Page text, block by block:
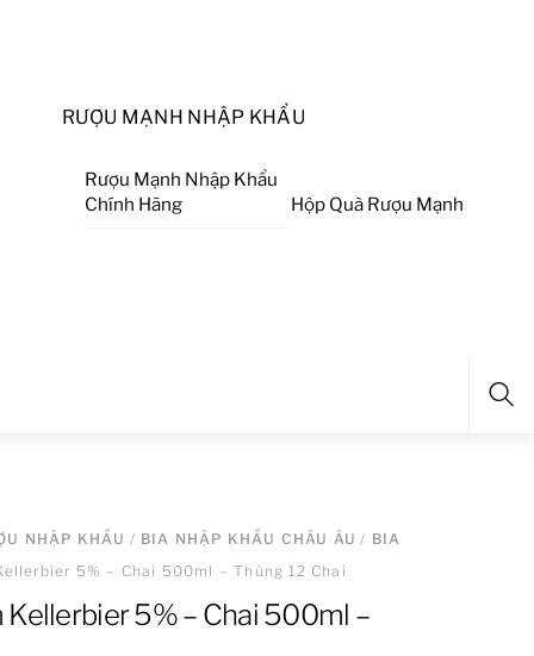
RƯỢU MẠNH NHẬP KHẨU
Rượu Mạnh Nhập Khẩu
Chính Hãng
Hộp Quà Rượu Mạnh
NHẬP KHẨU / BIA NHẬP KHẨU CHÂU ÂU / BIA
5% – Chai 500ml – Thùng 12 Chai
Kellerbier 5% – Chai 500ml –